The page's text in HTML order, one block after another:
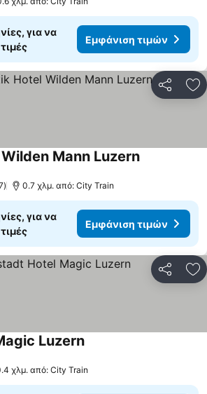
για να
Εμφάνιση τιμών
Mann LuzernΕμφάνιση
0.7 χλμ. από: City Train
για να
Εμφάνιση τιμών
LuzernΕμφάνιση τιμών
χλμ. από: City Train